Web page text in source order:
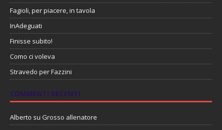
Fagioli, per piacere, in tavola
InAdeguati
Finisse subito!
Como ci voleva
Stravedo per Fazzini
COMMENTI RECENTI
Alberto su Grosso allenatore